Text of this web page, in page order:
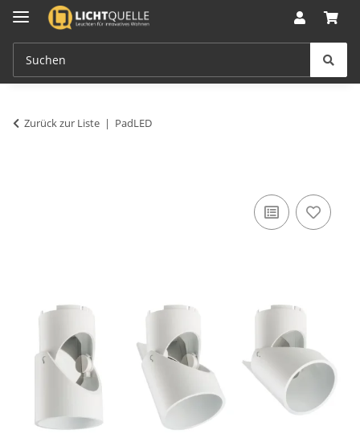
Zurück zur Liste PadLED